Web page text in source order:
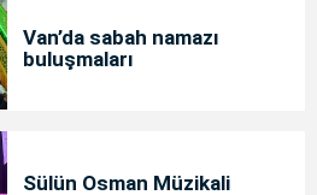
Van’da sabah namazı
buluşmaları
Sülün Osman Müzikali